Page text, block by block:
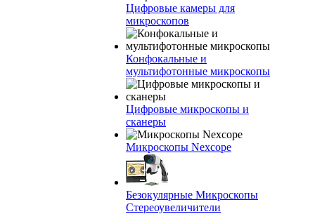
Цифровые камеры для
микроскопов
Конфокальные и
мультифотонные микроскопы
Цифровые микроскопы и
сканеры
Микроскопы Nexcope
Безокулярные Микроскопы
Стереоувеличители